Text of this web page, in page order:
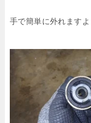
手で簡単に外れますよ